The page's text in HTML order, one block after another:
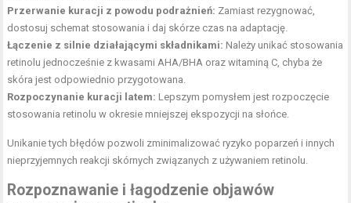
Przerwanie kuracji z powodu podrażnień: Zamiast rezygnować,
dostosuj schemat stosowania i daj skórze czas na adaptację.
Łączenie z silnie działającymi składnikami: Należy unikać stosowania
retinolu jednocześnie z kwasami AHA/BHA oraz witaminą C, chyba że
skóra jest odpowiednio przygotowana.
Rozpoczynanie kuracji latem: Lepszym pomysłem jest rozpoczęcie
stosowania retinolu w okresie mniejszej ekspozycji na słońce.
Unikanie tych błędów pozwoli zminimalizować ryzyko poparzeń i innych
nieprzyjemnych reakcji skórnych związanych z używaniem retinolu.
Rozpoznawanie i łagodzenie objawów